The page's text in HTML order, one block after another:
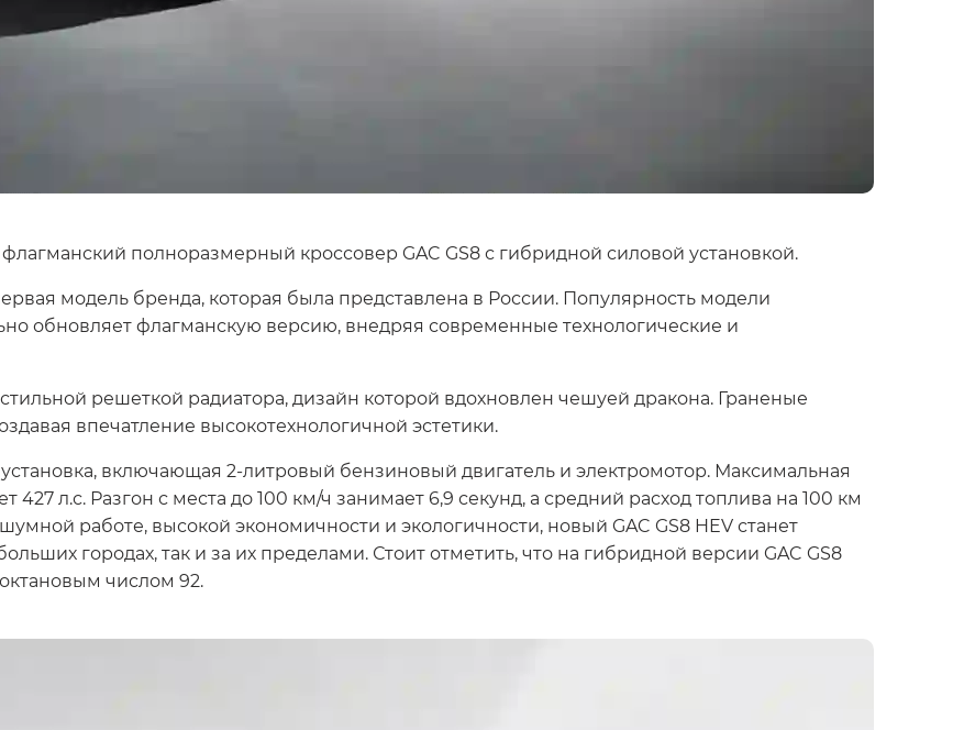
полноразмерный кроссовер GAC GS8 с гибридной силовой установкой.
модель бренда, которая была представлена в России. Популярность модели
обновляет флагманскую версию, внедряя современные технологические и
решеткой радиатора, дизайн которой вдохновлен чешуей дракона. Граненые
впечатление высокотехнологичной эстетики.
включающая 2-литровый бензиновый двигатель и электромотор. Максимальная
427 л.с. Разгон с места до 100 км/ч занимает 6,9 секунд, а средний расход топлива на 100 км
работе, высокой экономичности и экологичности, новый GAC GS8 HEV станет
городах, так и за их пределами. Стоит отметить, что на гибридной версии GAC GS8
числом 92.